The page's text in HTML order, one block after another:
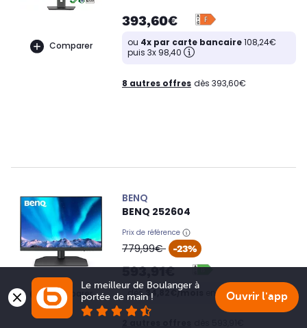
Comparer
393,60€
ou 4x par carte bancaire108,24€
puis 3x 98,40
8 autres offres dès 393,60€
Comparer
BENQ
BENQ 252604
Prix de référence
oldPrice
779,99€ -23%
593,91€
dès34,82€/mois en 20x
Le meilleur de Boulanger à
portée de main !
Ouvrir l'app